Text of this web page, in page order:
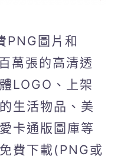
圖片和
萬張的高清透
LOGO、上架
生活物品、美
卡通版圖庫等
費下載(PNG或